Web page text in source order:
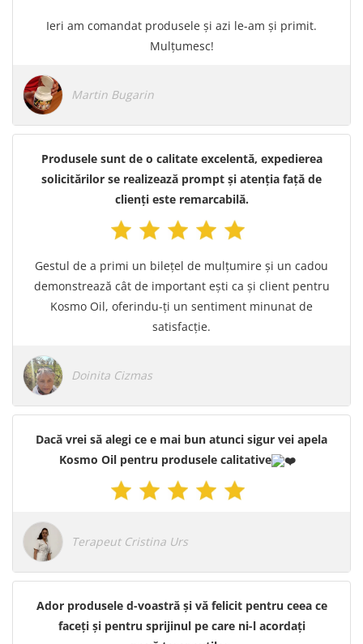
Ieri am comandat produsele și azi le-am și primit.
Mulțumesc!
Martin Bugarin
Produsele sunt de o calitate excelentă, expedierea
solicitărilor se realizează prompt și atenția față de
clienți este remarcabilă.
Gestul de a primi un bilețel de mulțumire și un cadou
demonstrează cât de important ești ca și client pentru
Kosmo Oil, oferindu-ți un sentiment minunat de
satisfacție.
Doinita Cizmas
Dacă vrei să alegi ce e mai bun atunci sigur vei apela
Kosmo Oil pentru produsele calitative
Terapeut Cristina Urs
Ador produsele d-voastră și vă felicit pentru ceea ce
faceți și pentru sprijinul pe care ni-l acordați